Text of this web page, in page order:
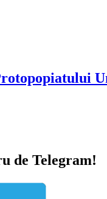
de Telegram!